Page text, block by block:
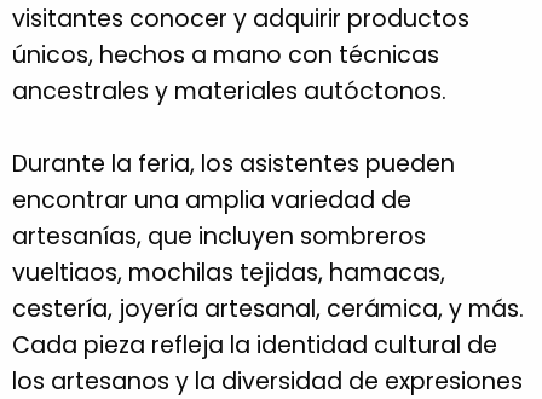
visitantes conocer y adquirir productos
únicos, hechos a mano con técnicas
ancestrales y materiales autóctonos.
Durante la feria, los asistentes pueden
encontrar una amplia variedad de
artesanías, que incluyen sombreros
vueltiaos, mochilas tejidas, hamacas,
cestería, joyería artesanal, cerámica, y más.
Cada pieza refleja la identidad cultural de
los artesanos y la diversidad de expresiones